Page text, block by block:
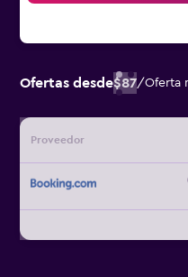
Ofertas desde$87/Oferta
Proveedor